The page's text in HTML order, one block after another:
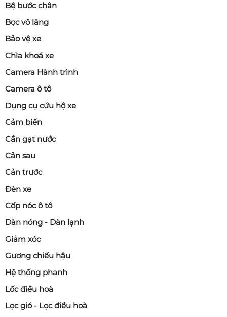
Bệ bước chân
Bọc vô lăng
Bảo vệ xe
Chìa khoá xe
Camera Hành trình
Camera ô tô
Dụng cụ cứu hộ xe
Cảm biến
Cần gạt nước
Cản sau
Cản trước
Đèn xe
Cốp nóc ô tô
Dàn nóng - Dàn lạnh
Giảm xóc
Gương chiếu hậu
Hệ thống phanh
Lốc điều hoà
Lọc gió - Lọc điều hoà